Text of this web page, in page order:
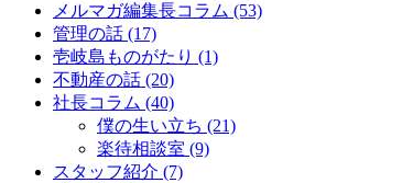
メルマガ編集長コラム (53)
管理の話 (17)
壱岐島ものがたり (1)
不動産の話 (20)
社長コラム (40)
僕の生い立ち (21)
楽待相談室 (9)
スタッフ紹介 (7)